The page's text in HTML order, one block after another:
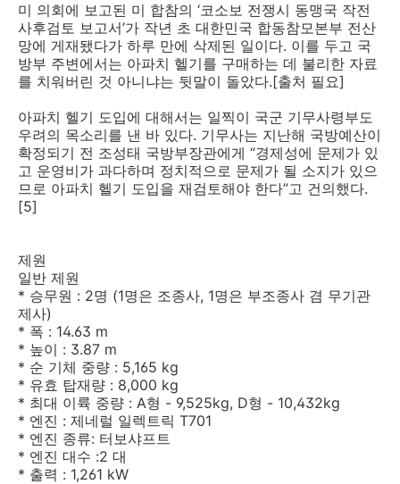
미 의회에 보고된 미 합참의 ‘코소보 전쟁시 동맹국 작전
사후검토 보고서’가 작년 초 대한민국 합동참모본부 전산
망에 게재됐다가 하루 만에 삭제된 일이다. 이를 두고 국
방부 주변에서는 아파치 헬기를 구매하는 데 불리한 자료
를 치워버린 것 아니냐는 뒷말이 돌았다.[출처 필요]
아파치 헬기 도입에 대해서는 일찍이 국군 기무사령부도
우려의 목소리를 낸 바 있다. 기무사는 지난해 국방예산이
확정되기 전 조성태 국방부장관에게 “경제성에 문제가 있
고 운영비가 과다하며 정치적으로 문제가 될 소지가 있으
므로 아파치 헬기 도입을 재검토해야 한다”고 건의했다.
[5]
제원
일반 제원
* 승무원 : 2명 (1명은 조종사, 1명은 부조종사 겸 무기관
제사)
* 폭 : 14.63 m
* 높이 : 3.87 m
* 순 기체 중량 : 5,165 kg
* 유효 탑재량 : 8,000 kg
* 최대 이륙 중량 : A형 - 9,525kg, D형 - 10,432kg
* 엔진 : 제네럴 일렉트릭 T701
* 엔진 종류: 터보샤프트
* 엔진 대수 :2 대
* 출력 : 1,261 kW